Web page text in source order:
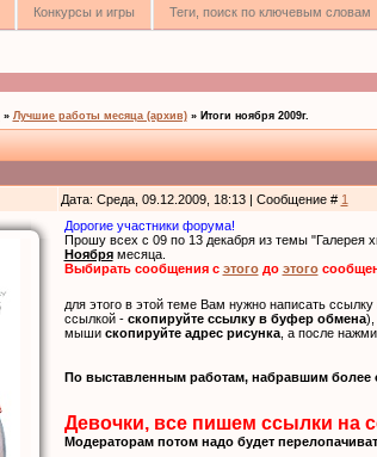
Конкурсы и игры Теги, поиск по ключевым словам
» Лучшие работы месяца (архив) » Итоги ноября 2009г.
Дата: Среда, 09.12.2009, 18:13 | Сообщение # 1
Дорогие участники форума!
Прошу всех с 09 по 13 декабря из темы "Галерея
Ноябрямесяца.
Выбирать сообщения с этогодо этого
для этого в этой теме Вам нужно написать
ссылкой - скопируйте ссылку в буфер обмена),
мыши скопируйте адрес рисунка, а после
По выставленным работам, набравшим более
Девочки, все пишем ссылки на
Модераторам потом надо будет